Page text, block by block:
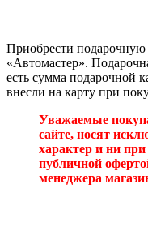
Приобрести
«Автомастер».
есть сумма подарочной
внесли на карту при
Уважаемые
сайте, носят
характер и ни
публичной
менеджера